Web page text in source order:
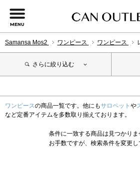
MENU
Samansa Mos2 ワンピース ワンピース
さらに絞り込む
ワンピースの商品一覧です。他にもサロペット や
など定番アイテムを多数取り揃えております。
条件に一致する商品は見つかりま
お手数ですが、検索条件を変更し